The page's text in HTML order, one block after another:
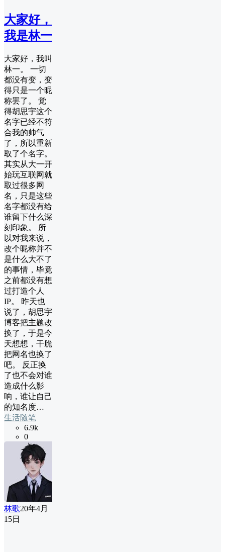
大家好，
我是林一
大家好，我叫
林一。 一切
都没有变，变
得只是一个昵
称罢了。 觉
得胡思宇这个
名字已经不符
合我的帅气
了，所以重新
取了个名字。
其实从大一开
始玩互联网就
取过很多网
名，只是这些
名字都没有给
谁留下什么深
刻印象。 所
以对我来说，
改个昵称并不
是什么大不了
的事情，毕竟
之前都没有想
过打造个人
IP。 昨天也
说了，胡思宇
博客把主题改
换了，于是今
天想想，干脆
把网名也换了
吧。 反正换
了也不会对谁
造成什么影
响，谁让自己
的知名度…
生活随笔
6.9k
0
林歌20年4月
15日